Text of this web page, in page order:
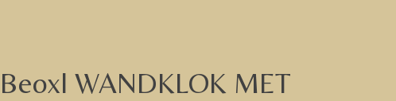
Beoxl WANDKLOK MET